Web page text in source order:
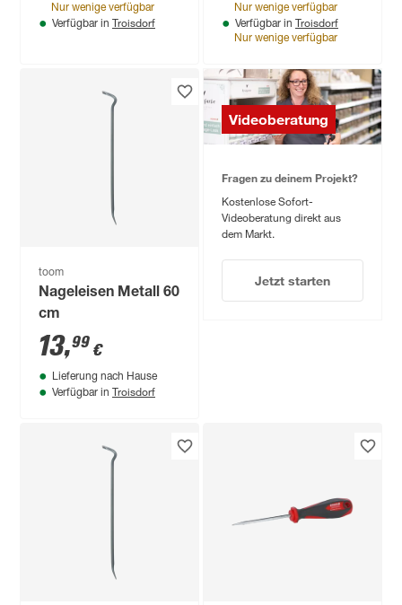
Nur wenige verfügbar
Verfügbar in Troisdorf
Nur wenige verfügbar
Verfügbar in Troisdorf
Nur wenige verfügbar
toom
Nageleisen Metall 60
cm
13,99 €
Lieferung nach Hause
Verfügbar in Troisdorf
Videoberatung
Fragen zu deinem Projekt?
Kostenlose Sofort-
Videoberatung direkt aus
dem Markt.
Jetzt starten